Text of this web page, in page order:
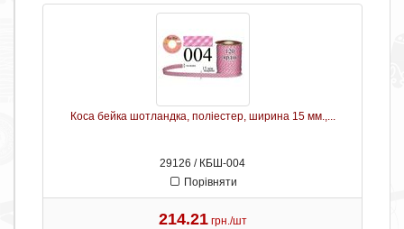
Коса бейка шотландка, поліестер, ширина 15 мм.,...
29126 / КБШ-004
Порівняти
214.21 грн./шт